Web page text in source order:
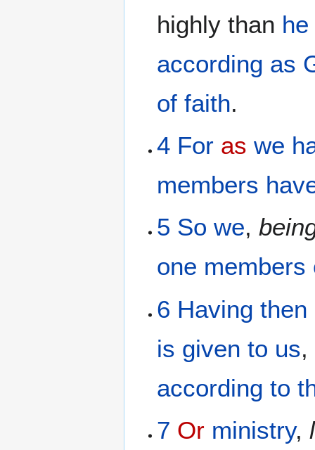
highly than
according as
of faith.
4 For as we
members
5 So we,
one members
6 Having then
is given to us,
according to
7 Or ministry,